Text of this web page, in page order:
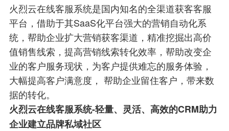
火烈云在线客服系统是国内知名的全渠道获客客服
平台，借助于其SaaS化平台强大的营销自动化系
统，帮助企业扩大营销获客渠道，精准挖掘出高价
值销售线索，提高营销线索转化效率，帮助改变企
业的客户服务现状，为客户提供难忘的服务体验，
大幅提高客户满意度， 帮助企业留住客户，带来数
据的转化。
火烈云在线客服系统-轻量、灵活、高效的CRM助力
企业建立品牌私域社区